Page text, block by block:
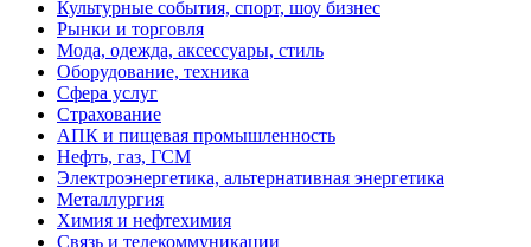
Культурные события, спорт, шоу бизнес
Рынки и торговля
Мода, одежда, аксессуары, стиль
Оборудование, техника
Сфера услуг
Страхование
АПК и пищевая промышленность
Нефть, газ, ГСМ
Электроэнергетика, альтернативная энергетика
Металлургия
Химия и нефтехимия
Связь и телекоммуникации